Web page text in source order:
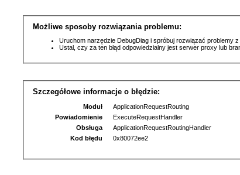
Możliwe sposoby rozwiązania problemu:
Uruchom narzędzie DebugDiag i spróbuj rozwiązać problemy z
Ustal, czy za ten błąd odpowiedzialny jest serwer proxy lub
Szczegółowe informacje o błędzie:
Moduł
ApplicationRequestRouting
Powiadomienie
ExecuteRequestHandler
Obsługa
ApplicationRequestRoutingHandler
Kod błędu
0x80072ee2